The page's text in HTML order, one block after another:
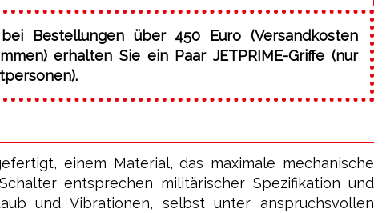
bei Bestellungen über 450 Euro (Versandkosten
erhalten Sie ein Paar JETPRIME-Griffe (nur
einem Material, das maximale mechanische
entsprechen militärischer Spezifikation und
und Vibrationen, selbst unter anspruchsvollen